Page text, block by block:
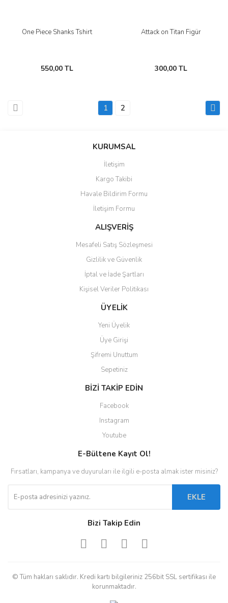
One Piece Shanks Tshirt
550,00 TL
Attack on Titan Figür
300,00 TL
1 2
KURUMSAL
İletişim
Kargo Takibi
Havale Bildirim Formu
İletişim Formu
ALIŞVERİŞ
Mesafeli Satış Sözleşmesi
Gizlilik ve Güvenlik
İptal ve İade Şartları
Kişisel Veriler Politikası
ÜYELİK
Yeni Üyelik
Üye Girişi
Şifremi Unuttum
Sepetiniz
BİZİ TAKİP EDİN
Facebook
Instagram
Youtube
E-Bültene Kayıt Ol!
Fırsatları, kampanya ve duyuruları ile ilgili e-posta almak ister misiniz?
EKLE
Bizi Takip Edin
© Tüm hakları saklıdır. Kredi kartı bilgileriniz 256bit SSL sertifikası ile
korunmaktadır.